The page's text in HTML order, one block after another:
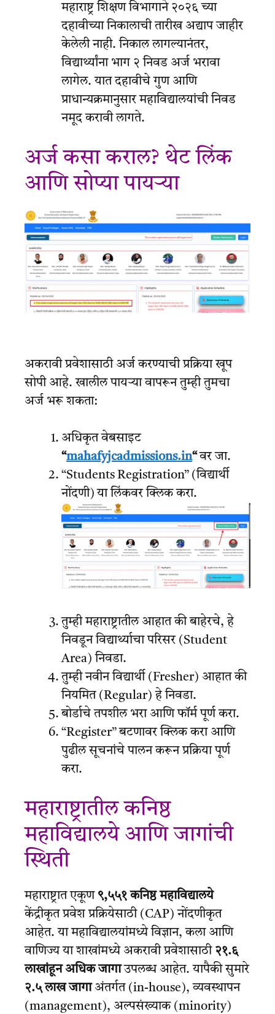
महाराष्ट्र शिक्षण विभागाने २०२६ च्या
दहावीच्या निकालाची तारीख अद्याप जाहीर
केलेली नाही. निकाल लागल्यानंतर,
विद्यार्थ्यांना भाग २ निवड अर्ज भरावा
लागेल. यात दहावीचे गुण आणि
प्राधान्यक्रमानुसार महाविद्यालयांची निवड
नमूद करावी लागते.
अर्ज कसा कराल? थेट लिंक
आणि सोप्या पायऱ्या
अकरावी प्रवेशासाठी अर्ज करण्याची प्रक्रिया खूप
सोपी आहे. खालील पायऱ्या वापरून तुम्ही तुमचा
अर्ज भरू शकता:
अधिकृत वेबसाइट
“mahafyjcadmissions.in“वर जा.
“Students Registration” (विद्यार्थी
नोंदणी) या लिंकवर क्लिक करा.
तुम्ही महाराष्ट्रातील आहात की बाहेरचे, हे
निवडून विद्यार्थ्याचा परिसर (Student
Area) निवडा.
तुम्ही नवीन विद्यार्थी (Fresher) आहात की
नियमित (Regular) हे निवडा.
बोर्डाचे तपशील भरा आणि फॉर्म पूर्ण करा.
“Register” बटणावर क्लिक करा आणि
पुढील सूचनांचे पालन करून प्रक्रिया पूर्ण
करा.
महाराष्ट्रातील कनिष्ठ
महाविद्यालये आणि जागांची
स्थिती
महाराष्ट्रात एकूण ९,५५१ कनिष्ठ महाविद्यालये
केंद्रीकृत प्रवेश प्रक्रियेसाठी (CAP) नोंदणीकृत
आहेत. या महाविद्यालयांमध्ये विज्ञान, कला आणि
वाणिज्य या शाखांमध्ये अकरावी प्रवेशासाठी २१.६
लाखांहून अधिक जागाउपलब्ध आहेत. यापैकी सुमारे
२.५ लाख जागाअंतर्गत (in-house), व्यवस्थापन
(management), अल्पसंख्याक (minority)